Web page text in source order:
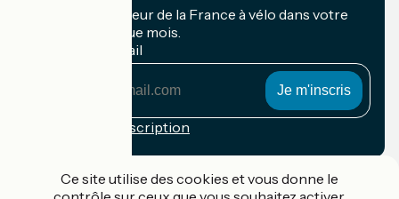
Recevez le meilleur de la France à vélo dans votre
boîte mail chaque mois.
Mon adresse mail
Conditions d'inscription
Ce site utilise des cookies et vous donne le